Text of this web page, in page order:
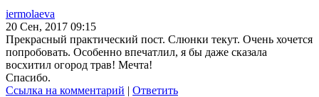
iermolaeva
20 Сен, 2017 09:15
Прекрасный практический пост. Слюнки текут. Очень хочется
попробовать. Особенно впечатлил, я бы даже сказала
восхитил огород трав! Мечта!
Спасибо.
Ссылка на комментарий | Ответить